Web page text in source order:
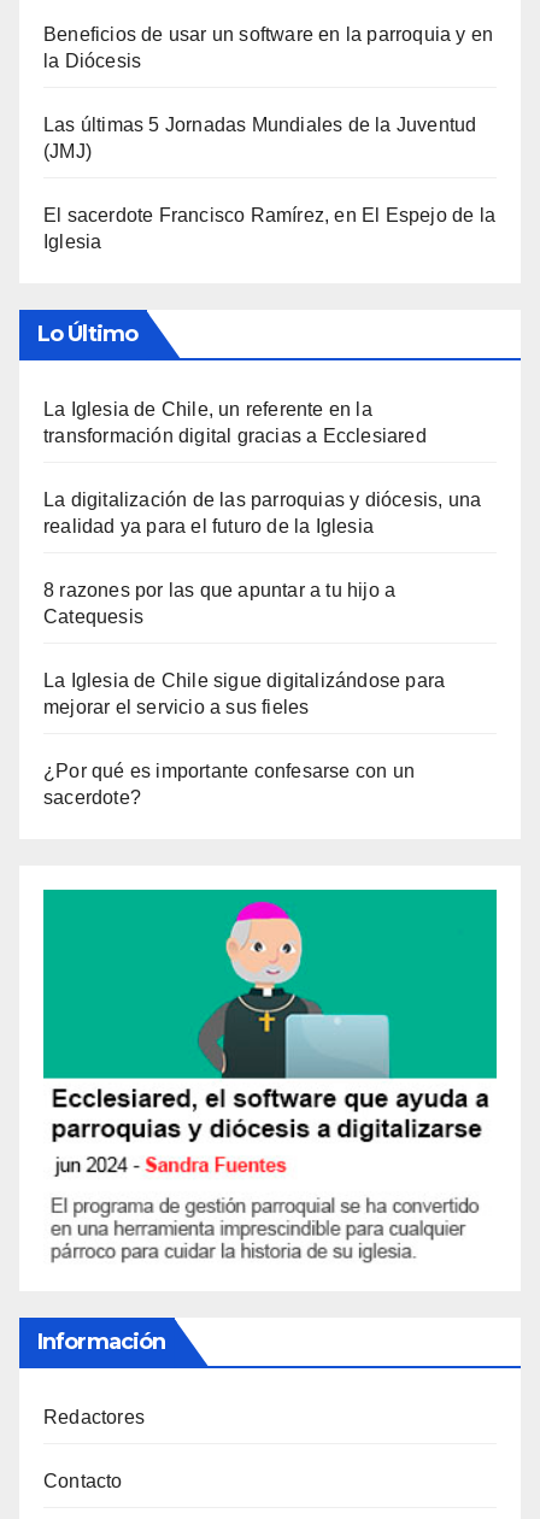
Beneficios de usar un software en la parroquia y en
la Diócesis
Las últimas 5 Jornadas Mundiales de la Juventud
(JMJ)
El sacerdote Francisco Ramírez, en El Espejo de la
Iglesia
Lo Último
La Iglesia de Chile, un referente en la
transformación digital gracias a Ecclesiared
La digitalización de las parroquias y diócesis, una
realidad ya para el futuro de la Iglesia
8 razones por las que apuntar a tu hijo a
Catequesis
La Iglesia de Chile sigue digitalizándose para
mejorar el servicio a sus fieles
¿Por qué es importante confesarse con un
sacerdote?
Información
Redactores
Contacto